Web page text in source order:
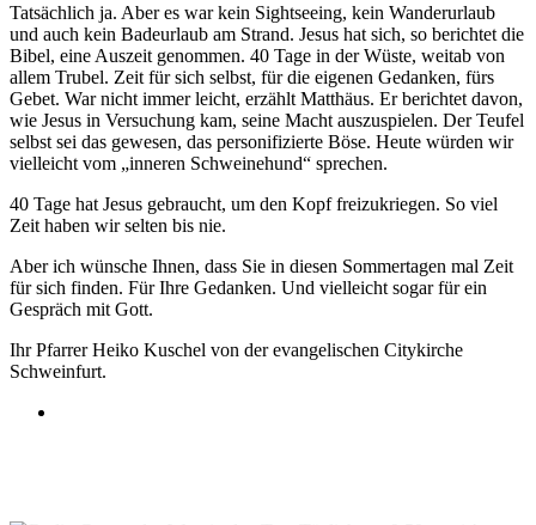
Tatsächlich ja. Aber es war kein Sightseeing, kein Wanderurlaub
und auch kein Badeurlaub am Strand. Jesus hat sich, so berichtet die
Bibel, eine Auszeit genommen. 40 Tage in der Wüste, weitab von
allem Trubel. Zeit für sich selbst, für die eigenen Gedanken, fürs
Gebet. War nicht immer leicht, erzählt Matthäus. Er berichtet davon,
wie Jesus in Versuchung kam, seine Macht auszuspielen. Der Teufel
selbst sei das gewesen, das personifizierte Böse. Heute würden wir
vielleicht vom „inneren Schweinehund“ sprechen.
40 Tage hat Jesus gebraucht, um den Kopf freizukriegen. So viel
Zeit haben wir selten bis nie.
Aber ich wünsche Ihnen, dass Sie in diesen Sommertagen mal Zeit
für sich finden. Für Ihre Gedanken. Und vielleicht sogar für ein
Gespräch mit Gott.
Ihr Pfarrer Heiko Kuschel von der evangelischen Citykirche
Schweinfurt.